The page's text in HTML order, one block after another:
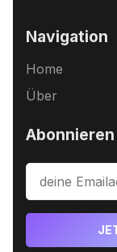
Navigation
Home
Über
Abonnieren